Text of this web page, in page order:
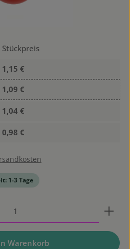
Stückpreis
1,15 €
1,09 €
1,04 €
0,98 €
1-3 Tage
den gewünschten Wert ein
Warenkorb